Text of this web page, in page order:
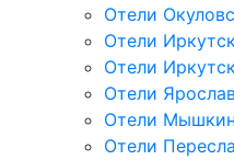
Отели
Отели
Отели
Отели
Отели
Отели